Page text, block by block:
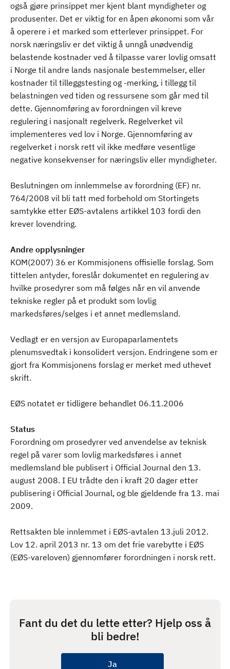
også gjøre prinsippet mer kjent blant myndigheter og
produsenter. Det er viktig for en åpen økonomi som vår
å operere i et marked som etterlever prinsippet. For
norsk næringsliv er det viktig å unngå unødvendig
belastende kostnader ved å tilpasse varer lovlig omsatt
i Norge til andre lands nasjonale bestemmelser, eller
kostnader til tilleggstesting og -merking, i tillegg til
belastningen ved tiden og ressursene som går med til
dette. Gjennomføring av forordningen vil kreve
regulering i nasjonalt regelverk. Regelverket vil
implementeres ved lov i Norge. Gjennomføring av
regelverket i norsk rett vil ikke medføre vesentlige
negative konsekvenser for næringsliv eller myndigheter.
Beslutningen om innlemmelse av forordning (EF) nr.
764/2008 vil bli tatt med forbehold om Stortingets
samtykke etter EØS-avtalens artikkel 103 fordi den
krever lovendring.
Andre opplysninger
KOM(2007) 36 er Kommisjonens offisielle forslag. Som
tittelen antyder, foreslår dokumentet en regulering av
hvilke prosedyrer som må følges når en vil anvende
tekniske regler på et produkt som lovlig
markedsføres/selges i et annet medlemsland.
Vedlagt er en versjon av Europaparlamentets
plenumsvedtak i konsolidert versjon. Endringene som er
gjort fra Kommisjonens forslag er merket med uthevet
skrift.
EØS notatet er tidligere behandlet 06.11.2006
Status
Forordning om prosedyrer ved anvendelse av teknisk
regel på varer som lovlig markedsføres i annet
medlemsland ble publisert i Official Journal den 13.
august 2008. I EU trådte den i kraft 20 dager etter
publisering i Official Journal, og ble gjeldende fra 13. mai
2009.
Rettsakten ble innlemmet i EØS-avtalen 13.juli 2012.
Lov 12. april 2013 nr. 13 om det frie varebytte i EØS
(EØS-vareloven) gjennomfører forordningen i norsk rett.
Fant du det du lette etter? Hjelp oss å
bli bedre!